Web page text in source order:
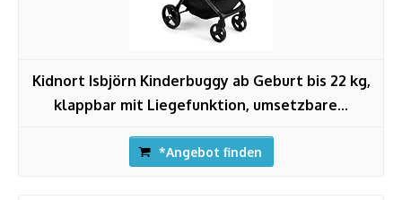
Kidnort Isbjörn Kinderbuggy ab Geburt bis 22 kg,
klappbar mit Liegefunktion, umsetzbare...
*Angebot finden